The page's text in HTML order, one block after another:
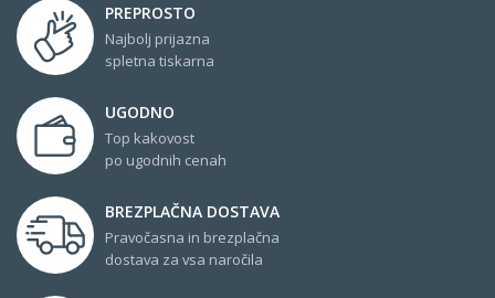
PREPROSTO
Najbolj prijazna
spletna tiskarna
UGODNO
Top kakovost
po ugodnih cenah
BREZPLAČNA DOSTAVA
Pravočasna in brezplačna
dostava za vsa naročila